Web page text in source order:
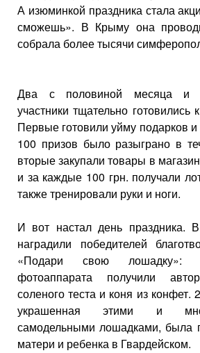
А изюминкой праздника стала
сможешь». В Крыму она
собрала более тысячи
Два с половиной месяца и
участники тщательно готовились
Первые готовили уйму подарков
100 призов было разыграно в
вторые закупали товары в
и за каждые 100 грн. получали
также тренировали руки и ноги.
И вот настал день праздника.
наградили победителей
«Подари свою лошадку»:
фотоаппарата получили
соленого теста и коня из конфет.
украшенная этими и
самодельными лошадками, была
матери и ребенка в Гвардейском.